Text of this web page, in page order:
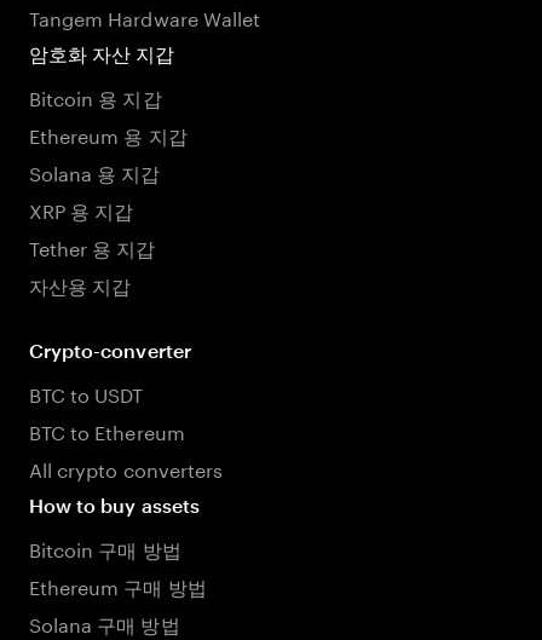
Tangem Hardware Wallet
암호화 자산 지갑
Bitcoin 용 지갑
Ethereum 용 지갑
Solana 용 지갑
XRP 용 지갑
Tether 용 지갑
자산용 지갑
Crypto-converter
BTC to USDT
BTC to Ethereum
All crypto converters
How to buy assets
Bitcoin 구매 방법
Ethereum 구매 방법
Solana 구매 방법